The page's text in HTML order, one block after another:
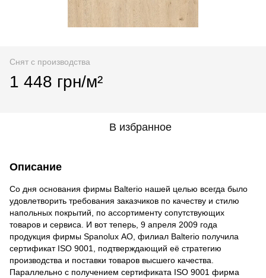
Снят с производства
1 448 грн/м²
В избранное
Описание
Со дня основания фирмы Balterio нашей целью всегда было
удовлетворить требования заказчиков по качеству и стилю
напольных покрытий, по ассортименту сопутствующих
товаров и сервиса. И вот теперь, 9 апреля 2009 года
продукция фирмы Spanolux АО, филиал Balterio получила
сертификат ISO 9001, подтверждающий её стратегию
производства и поставки товаров высшего качества.
Параллельно с получением сертификата ISO 9001 фирма